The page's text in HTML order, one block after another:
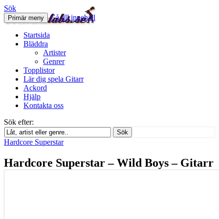
Svenskatabs.se
Sök
Primär meny Gå till innehåll
Startsida
Bläddra
Artister
Genrer
Topplistor
Lär dig spela Gitarr
Ackord
Hjälp
Kontakta oss
Sök efter:
Sök
Hardcore Superstar
Hardcore Superstar – Wild Boys – Gitarr